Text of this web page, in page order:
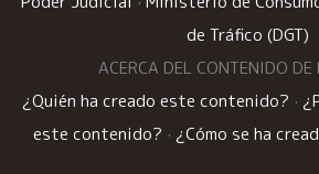
de Tráfico (DGT)
ACERCA DEL CONTENIDO DE
¿Quién ha creado este contenido? ·
este contenido? · ¿Cómo se ha